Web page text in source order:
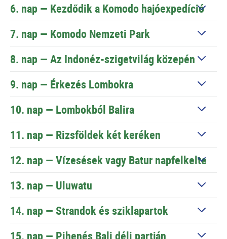
6. nap — Kezdődik a Komodo hajóexpedíció
7. nap — Komodo Nemzeti Park
8. nap — Az Indonéz-szigetvilág közepén
9. nap — Érkezés Lombokra
10. nap — Lombokból Balira
11. nap — Rizsföldek két keréken
12. nap — Vízesések vagy Batur napfelkelte
13. nap — Uluwatu
14. nap — Strandok és sziklapartok
15. nap — Pihenés Bali déli partján